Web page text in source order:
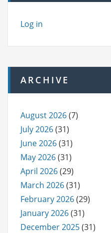
Log in
ARCHIVE
August 2026(7)
July 2026(31)
June 2026(31)
May 2026(31)
April 2026(29)
March 2026(31)
February 2026(29)
January 2026(31)
December 2025(31)